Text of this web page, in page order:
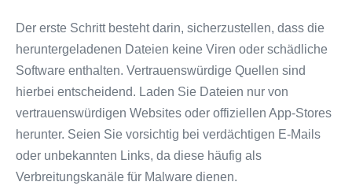
Der erste Schritt besteht darin, sicherzustellen, dass die
heruntergeladenen Dateien keine Viren oder schädliche
Software enthalten. Vertrauenswürdige Quellen sind
hierbei entscheidend. Laden Sie Dateien nur von
vertrauenswürdigen Websites oder offiziellen App-Stores
herunter. Seien Sie vorsichtig bei verdächtigen E-Mails
oder unbekannten Links, da diese häufig als
Verbreitungskanäle für Malware dienen.